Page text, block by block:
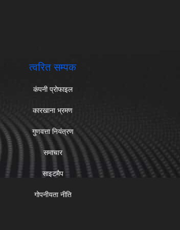
त्वरित सम्पक
कंपनी प्रोफाइल
कारखाना भ्रमण
गुणवत्ता नियंत्रण
समाचार
साइटमैप
गोपनीयता नीति